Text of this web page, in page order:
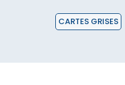
CARTES GRISES